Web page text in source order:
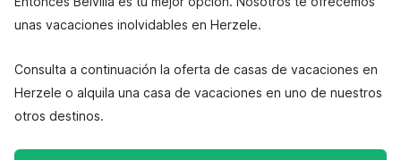
unas vacaciones inolvidables en Herzele.
Consulta a continuación la oferta de casas de vacaciones en
Herzele o alquila una casa de vacaciones en uno de nuestros
otros destinos.